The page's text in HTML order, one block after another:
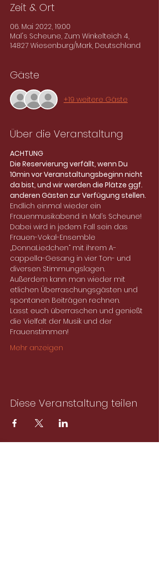
Zeit & Ort
06. Mai 2022, 19:00
Mal's Scheune, Zum Winkelteich 4,
14827 Wiesenburg/Mark, Deutschland
Gäste
+19 weitere Gäste
Über die Veranstaltung
ACHTUNG
Die Reservierung verfällt, wenn Du
10min vor Veranstaltungsbeginn nicht
da bist, und wir werden die Plätze ggf.
anderen Gästen zur Verfügung stellen.
Endlich einmal wieder ein
Frauenmusikabend in Mal’s Scheune!
Dabei wird in jedem Fall sein das
Frauen-Vokal-Ensemble
„DonnaLiedchen“ mit ihrem A-
cappella-Gesang in vier Ton- und
diversen Stimmungslagen.
Außerdem kann man wieder mit
etlichen Überraschungsgästen und
spontanen Beiträgen rechnen.
Lasst euch überraschen und genießt
die Vielfalt der Musik und der
Frauenstimmen!
Mehr anzeigen
Diese Veranstaltung teilen